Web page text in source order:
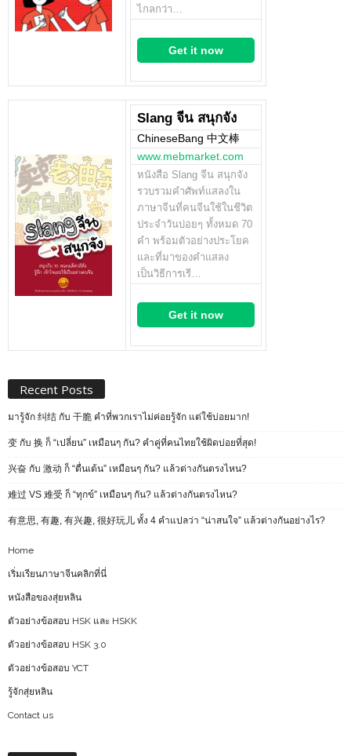
ไกลกว่า…
Get it now
Slang จีน สนุกจัง
ChineseBang 中文棒
www.mebmarket.com
หนังสือ Slang จีน สนุกจัง
รวบรวมคำศัพท์แสลงใน
ภาษาจีนที่คนจีนใช้ในชีวิต
ประจำวันบ่อยๆ ทั้งหมด 70
คำ พร้อมตัวอย่างประโยค
และที่มาของคำแสลง
เป็นวิธีการเรี…
Get it now
Recent Posts
มารู้จัก 纠结 กับ 干脆 คำที่พวกเราไม่ค่อยรู้จัก แต่ใช้บ่อยมาก!
变 กับ 换 ก็ “เปลี่ยน” เหมือนๆ กัน? คำคู่ที่คนไทยใช้ผิดบ่อยที่สุด!
兴奋 กับ 激动 ก็ “ตื่นเต้น” เหมือนๆ กัน? แล้วต่างกันตรงไหน?
难过 VS 难受 ก็ “ทุกข์” เหมือนๆ กัน? แล้วต่างกันตรงไหน?
有意思, 有趣, 有兴趣, 很好玩儿 ทั้ง 4 คำแปลว่า “น่าสนใจ” แล้วต่างกันอย่างไร?
Home
เริ่มเรียนภาษาจีนคลิกที่นี่
หนังสือของสุ่ยหลิน
ตัวอย่างข้อสอบ HSK และ HSKK
ตัวอย่างข้อสอบ HSK 3.0
ตัวอย่างข้อสอบ YCT
รู้จักสุ่ยหลิน
Contact us